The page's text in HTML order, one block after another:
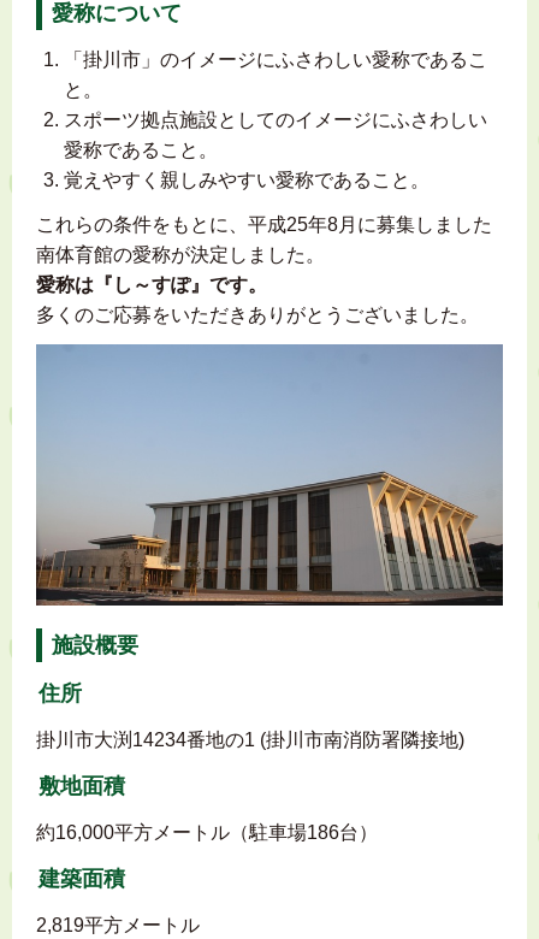
愛称について
「掛川市」のイメージにふさわしい愛称であるこ
と。
スポーツ拠点施設としてのイメージにふさわしい
愛称であること。
覚えやすく親しみやすい愛称であること。
これらの条件をもとに、平成25年8月に募集しました
南体育館の愛称が決定しました。
愛称は『し～すぽ』です。
多くのご応募をいただきありがとうございました。
施設概要
住所
掛川市大渕14234番地の1 (掛川市南消防署隣接地)
敷地面積
約16,000平方メートル（駐車場186台）
建築面積
2,819平方メートル